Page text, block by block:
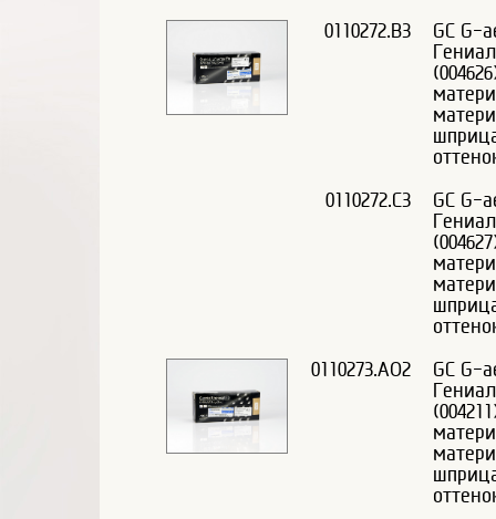
0110272.B3
GC G-
0110272.C3
GC G-
0110273.AO2
GC G-